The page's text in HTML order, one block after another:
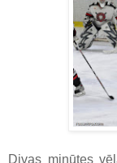
Divas minūtes